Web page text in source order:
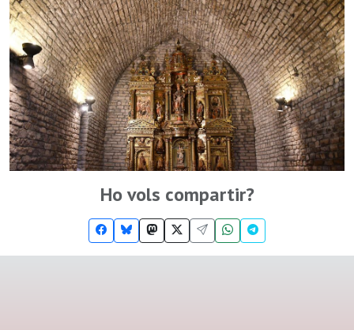
Ho vols compartir?